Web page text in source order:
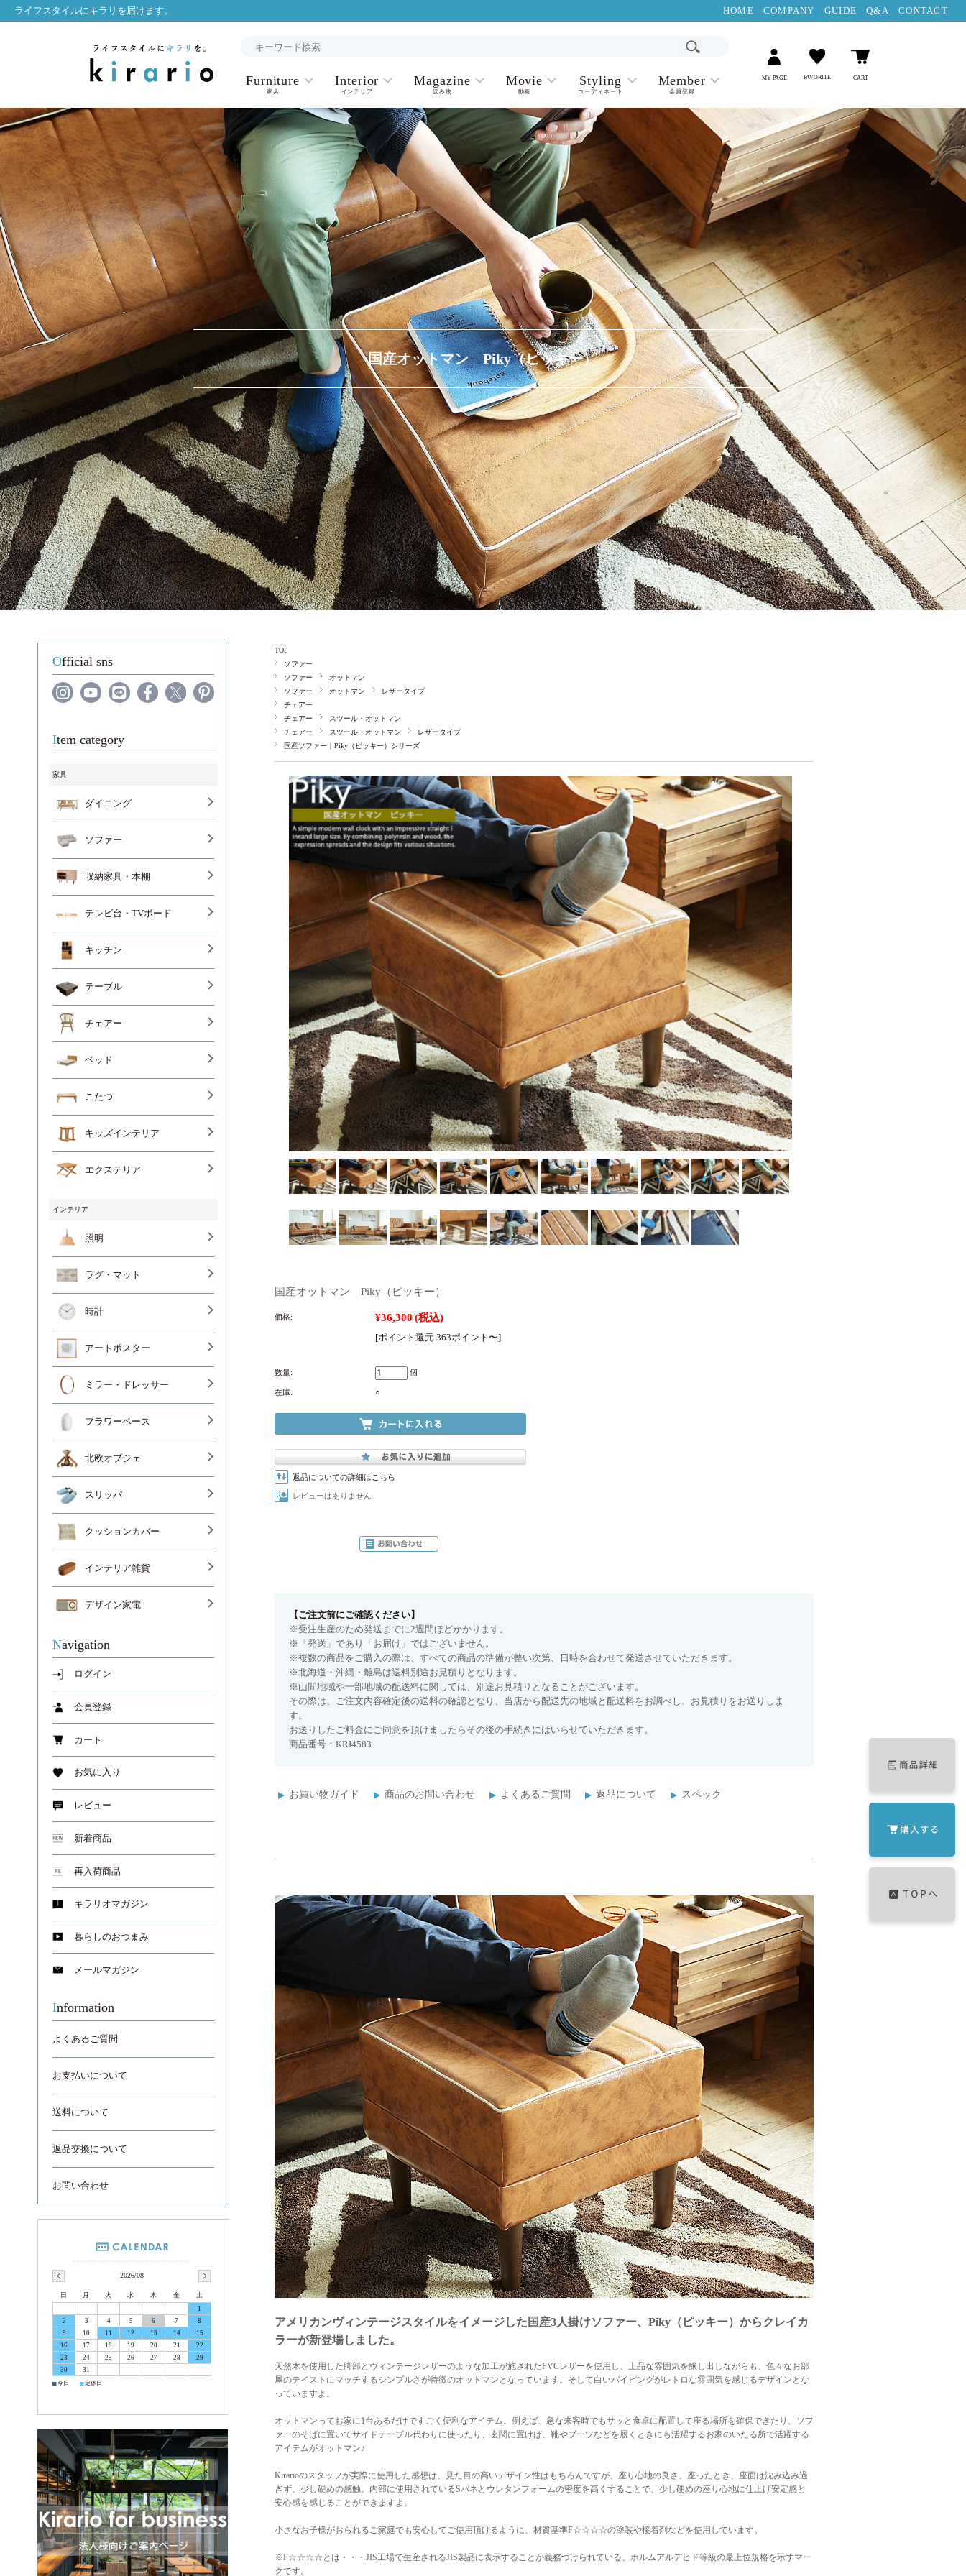
ライフスタイルにキラリを届けます。 HOME COMPANY GUIDE Q&A CONTACT
Furniture
家具
Interior
インテリア
Magazine
読み物
Movie
動画
Styling
コーディネート
Member
会員登録
MY PAGE FAVORITE CART
TOP
ソファー
ソファー
オットマン
ソファー
オットマン
レザータイプ
チェアー
チェアー
スツール・オットマン
チェアー
スツール・オットマン
レザータイプ
国産ソファー｜Piky（ピッキー）シリーズ
国産オットマン Piky（ピッキー）
価格: ¥36,300 (税込)
[ポイント還元 363ポイント〜]
数量: 個
在庫: ○
返品についての詳細はこちら
レビューはありません
【ご注文前にご確認ください】
※受注生産のため発送までに2週間ほどかかります。
※「発送」であり「お届け」ではございません。
※複数の商品をご購入の際は、すべての商品の準備が整い次第、日時を合わせて発送させていただきます。
※北海道・沖縄・離島は送料別途お見積りとなります。
※山間地域や一部地域の配送料に関しては、別途お見積りとなることがございます。
その際は、ご注文内容確定後の送料の確認となり、当店から配送先の地域と配送料をお調べし、お見積りをお送りしま
す。
お送りしたご料金にご同意を頂けましたらその後の手続きにはいらせていただきます。
商品番号：KRI4583
お買い物ガイド 商品のお問い合わせ よくあるご質問 返品について スペック
アメリカンヴィンテージスタイルをイメージした国産3人掛けソファー、Piky（ピッキー）からクレイカ
ラーが新登場しました。
天然木を使用した脚部とヴィンテージレザーのような加工が施されたPVCレザーを使用し、上品な雰囲気を醸し出しながらも、色々なお部
屋のテイストにマッチするシンプルさが特徴のオットマンとなっています。そして白いパイピングがレトロな雰囲気を感じるデザインとな
っていますよ。
オットマンってお家に1台あるだけですごく便利なアイテム。例えば、急な来客時でもサッと食卓に配置して座る場所を確保できたり、ソフ
ァーのそばに置いてサイドテーブル代わりに使ったり、玄関に置けば、靴やブーツなどを履くときにも活躍するお家のいたる所で活躍する
アイテムがオットマン♪
Kirarioのスタッフが実際に使用した感想は、見た目の高いデザイン性はもちろんですが、座り心地の良さ。座ったとき、座面は沈み込み過
ぎず、少し硬めの感触。内部に使用されているSバネとウレタンフォームの密度を高くすることで、少し硬めの座り心地に仕上げ安定感と
安心感を感じることができますよ。
小さなお子様がおられるご家庭でも安心してご使用頂けるように、材質基準F☆☆☆☆の塗装や接着剤などを使用しています。
※F☆☆☆☆とは・・・JIS工場で生産されるJIS製品に表示することが義務づけられている、ホルムアルデヒド等級の最上位規格を示すマー
クです。
Official sns
Item category
家具
ダイニング
ソファー
収納家具・本棚
テレビ台・TVボード
キッチン
テーブル
チェアー
ベッド
こたつ
キッズインテリア
エクステリア
インテリア
照明
ラグ・マット
時計
アートポスター
ミラー・ドレッサー
フラワーベース
北欧オブジェ
スリッパ
クッションカバー
インテリア雑貨
デザイン家電
Navigation
ログイン
会員登録
カート
お気に入り
レビュー
新着商品
再入荷商品
キラリオマガジン
暮らしのおつまみ
メールマガジン
Information
よくあるご質問
お支払いについて
送料について
返品交換について
お問い合わせ
2026/08
日 月 火 水 木 金
土
1
2
3 4 5 6 7
8
9
10 11 12 13 14
15
16
17 18 19 20 21
22
23
24 25 26 27 28
29
30
31
■ 今日 ■ 定休日